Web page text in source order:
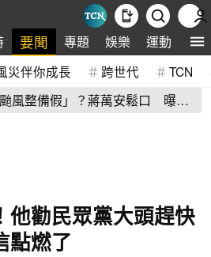
要聞 專題 娛樂 運動 全
災伴你成長 跨世代 TCN
風整備假」？蔣萬安鬆口 曝這2
他勸民眾黨大頭趕快
點燃了